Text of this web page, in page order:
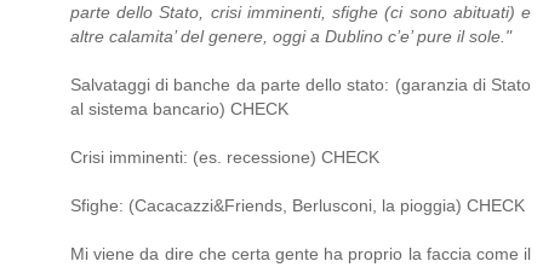
parte dello Stato, crisi imminenti, sfighe (ci sono abituati) e
altre calamita’ del genere, oggi a Dublino c’e’ pure il sole."
Salvataggi di banche da parte dello stato: (garanzia di Stato
al sistema bancario) CHECK
Crisi imminenti: (es. recessione) CHECK
Sfighe: (Cacacazzi&Friends, Berlusconi, la pioggia) CHECK
Mi viene da dire che certa gente ha proprio la faccia come il